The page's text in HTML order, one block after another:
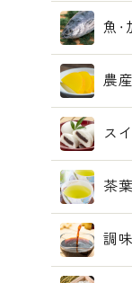
魚
農
ス
茶
調